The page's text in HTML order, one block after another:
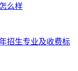
么样
招生专业及收费标